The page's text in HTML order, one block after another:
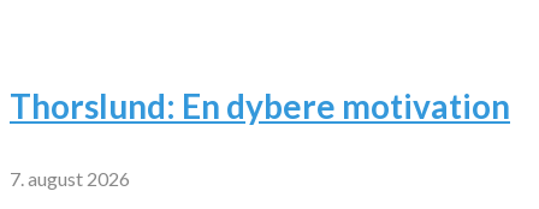
Thorslund: En dybere motivation
7. august 2026